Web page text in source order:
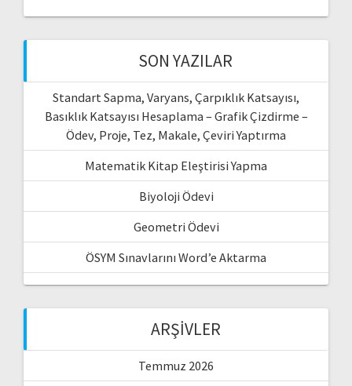
SON YAZILAR
Standart Sapma, Varyans, Çarpıklık Katsayısı,
Basıklık Katsayısı Hesaplama – Grafik Çizdirme –
Ödev, Proje, Tez, Makale, Çeviri Yaptırma
Matematik Kitap Eleştirisi Yapma
Biyoloji Ödevi
Geometri Ödevi
ÖSYM Sınavlarını Word’e Aktarma
ARŞIVLER
Temmuz 2026